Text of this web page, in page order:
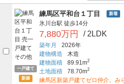
一戸建て
新築
練馬区平和台１丁目 新着
氷川台駅 徒歩14分
7,880万円 / 2LDK
築年月
2026年
建物構造
木造
建物面積
89.91m2
土地面積 78.70m2
練馬区新築戸建てゼロ仲介。み